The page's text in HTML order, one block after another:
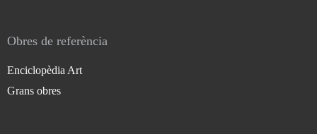
Obres de referència
Enciclopèdia Art
Grans obres